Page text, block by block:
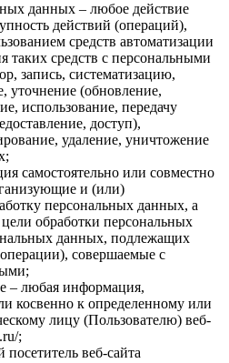
данных – любое действие
действий (операций),
средств автоматизации
таких средств с персональными
запись, систематизацию,
уточнение (обновление,
использование, передачу
доступ),
удаление, уничтожение
самостоятельно или совместно
и (или)
персональных данных, а
обработки персональных
данных, подлежащих
совершаемые с
– любая информация,
косвенно к определенному или
лицу (Пользователю) веб-
;
веб-сайта